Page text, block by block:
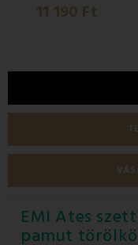
11 190 Ft
EMI Ates
pamut